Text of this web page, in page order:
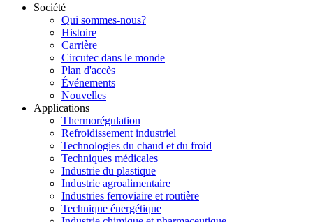
Société
Qui sommes-nous?
Histoire
Carrière
Circutec dans le monde
Plan d'accès
Événements
Nouvelles
Applications
Thermorégulation
Refroidissement industriel
Technologies du chaud et du froid
Techniques médicales
Industrie du plastique
Industrie agroalimentaire
Industries ferroviaire et routière
Technique énergétique